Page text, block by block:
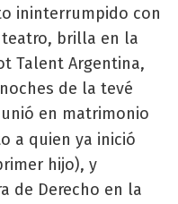
ininterrumpido con
teatro, brilla en la
Talent Argentina,
de la tevé
en matrimonio
a quien ya inició
hijo), y
de Derecho en la